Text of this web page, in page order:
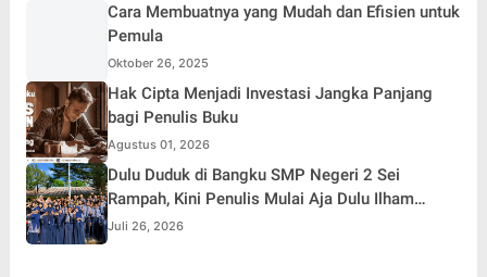
Cara Membuatnya yang Mudah dan Efisien untuk
Pemula
Oktober 26, 2025
Hak Cipta Menjadi Investasi Jangka Panjang
bagi Penulis Buku
Agustus 01, 2026
Dulu Duduk di Bangku SMP Negeri 2 Sei
Rampah, Kini Penulis Mulai Aja Dulu Ilham
Febryan Kembali sebagai Pemateri untuk
Menginspirasi Generasi Muda
Juli 26, 2026